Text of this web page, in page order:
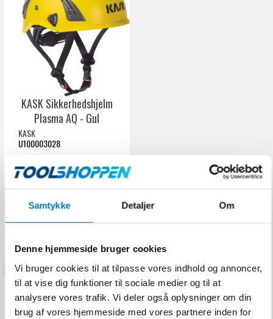
Samtykke Detaljer Om
Denne hjemmeside bruger cookies
Vi bruger cookies til at tilpasse vores indhold og annoncer,
til at vise dig funktioner til sociale medier og til at
analysere vores trafik. Vi deler også oplysninger om din
brug af vores hjemmeside med vores partnere inden for
KASK Sikkerhedshjelm
Plasma AQ - Gul
KASK
U100003028
531,00 DKK
Inkl. moms
VIS PRODUKT